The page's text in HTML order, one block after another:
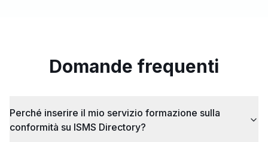
Domande frequenti
Perché inserire il mio servizio formazione sulla
conformità su ISMS Directory?